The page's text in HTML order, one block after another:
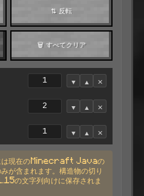
⇅ 反転
🗑 すべてクリア
▼ ▲ ✕
▼ ▲ ✕
▼ ▲ ✕
は現在のMinecraft Javaの
が含まれます。構造物の切り
の文字列向けに保存されま